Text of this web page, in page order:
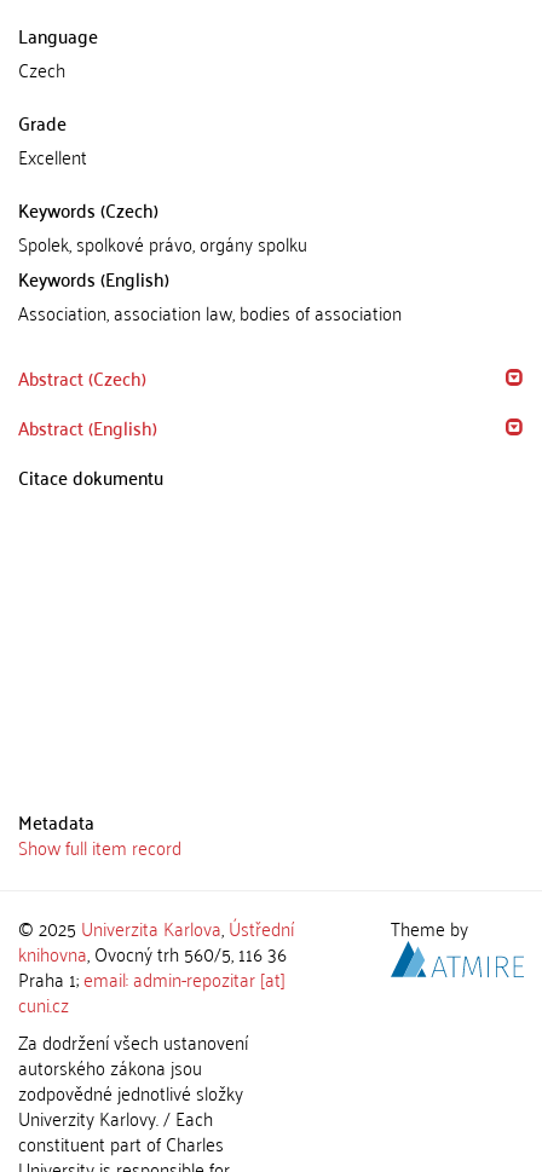
Language
Czech
Grade
Excellent
Keywords (Czech)
Spolek, spolkové právo, orgány spolku
Keywords (English)
Association, association law, bodies of association
Abstract (Czech)
Abstract (English)
Citace dokumentu
Metadata
Show full item record
© 2025 Univerzita Karlova,Ústřední
knihovna, Ovocný trh 560/5, 116 36
Praha 1;email: admin-repozitar [at]
cuni.cz
Za dodržení všech ustanovení
autorského zákona jsou
zodpovědné jednotlivé složky
Univerzity Karlovy. / Each
constituent part of Charles
Theme by